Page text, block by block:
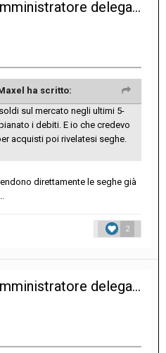
Giovanni Carnevali, amministratore delegato e direttore generale
ha scritto:
sul mercato negli ultimi 5-
i debiti. E io che credevo
acquisti poi rivelatesi seghe.
direttamente le seghe già
2
Giovanni Carnevali, amministratore delegato e direttore generale